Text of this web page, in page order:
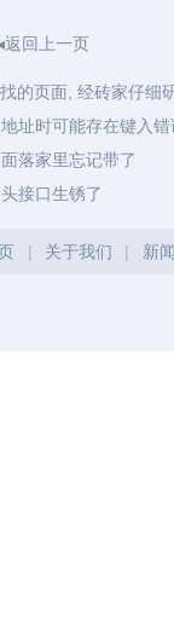
返回上一页
的页面, 经砖家仔细
址时可能存在键入错
落家里忘记带了
接口生锈了
| 关于我们 | 新